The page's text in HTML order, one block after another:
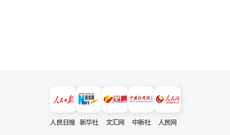
人民日报 新华社 文汇网 中新社 人民网